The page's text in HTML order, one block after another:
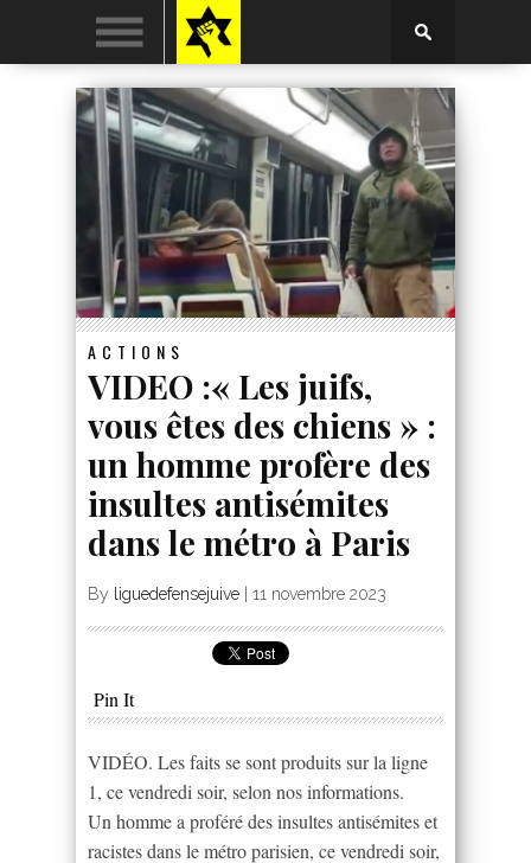
ACTIONS
VIDEO :« Les juifs,
vous êtes des chiens » :
un homme profère des
insultes antisémites
dans le métro à Paris
By liguedefensejuive 11 novembre 2023
Pin It
VIDÉO. Les faits se sont produits sur la ligne
1, ce vendredi soir, selon nos informations.
Un homme a proféré des insultes antisémites et
racistes dans le métro parisien, ce vendredi soir,